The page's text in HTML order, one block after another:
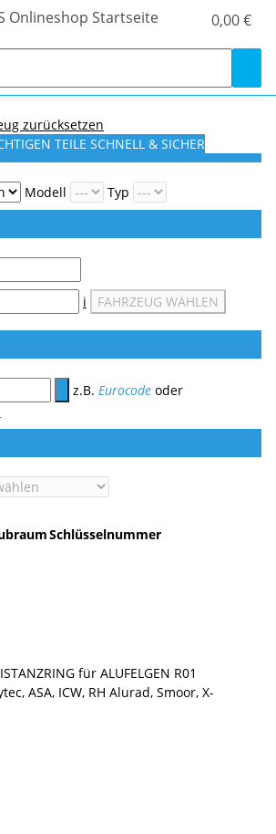
0,00 €
zurücksetzen
TEILE SCHNELL & SICHER
Modell
Typ
i FAHRZEUG WÄHLEN
z.B. Eurocode oder
Schlüsselnummer